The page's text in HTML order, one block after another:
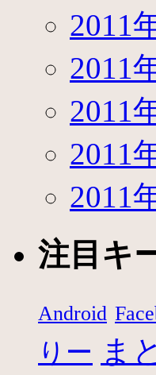
2011
2011
2011
2011
2011
注目キ
Android
りー ま